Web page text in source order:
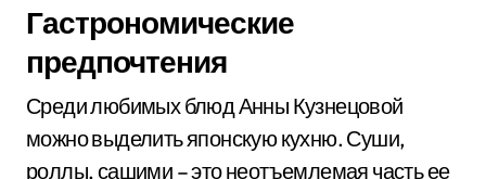
Гастрономические
предпочтения
Среди любимых блюд Анны Кузнецовой
можно выделить японскую кухню. Суши,
роллы, сашими – это неотъемлемая часть ее